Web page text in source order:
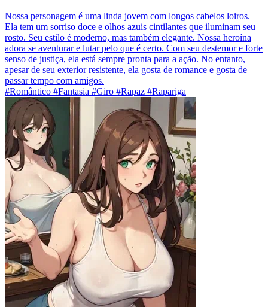
Nossa personagem é uma linda jovem com longos cabelos loiros.
Ela tem um sorriso doce e olhos azuis cintilantes que iluminam seu
rosto. Seu estilo é moderno, mas também elegante. Nossa heroína
adora se aventurar e lutar pelo que é certo. Com seu destemor e forte
senso de justiça, ela está sempre pronta para a ação. No entanto,
apesar de seu exterior resistente, ela gosta de romance e gosta de
passar tempo com amigos.
#Romântico #Fantasia #Giro #Rapaz #Rapariga